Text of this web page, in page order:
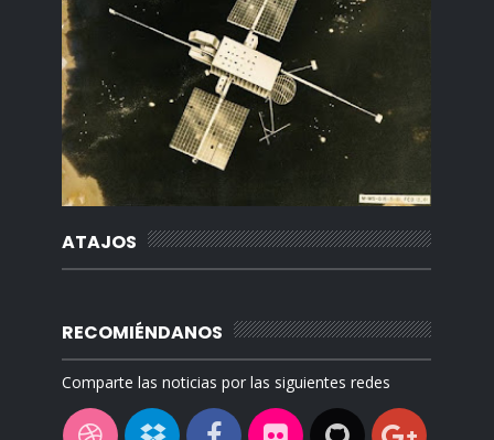
ATAJOS
RECOMIÉNDANOS
Comparte las noticias por las siguientes redes